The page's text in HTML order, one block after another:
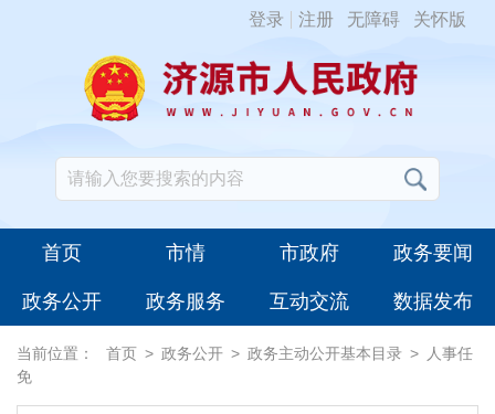
登录 注册 无障碍 关怀版
首页 市情 市政府 政务要闻
政务公开 政务服务 互动交流 数据发布
当前位置： 首页 > 政务公开 > 政务主动公开基本目录 > 人事任
免